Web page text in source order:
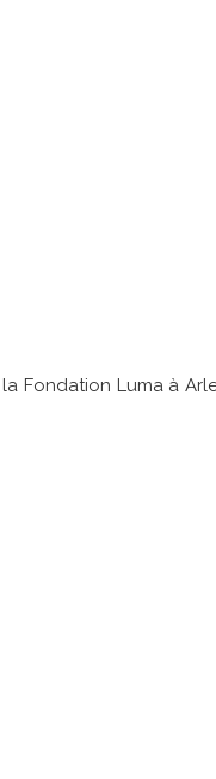
Fondation Luma à